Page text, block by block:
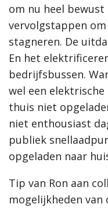
om nu heel
vervolgstappen
stagneren. De
En het
bedrijfsbussen.
wel een elektrische
thuis niet
niet enthousiast
publiek
opgeladen naar
Tip van Ron aan
mogelijkheden